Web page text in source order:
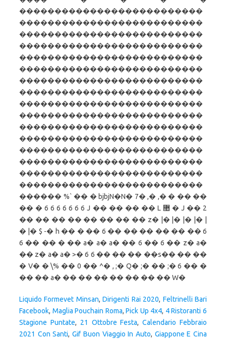
Liquido Formevet Minsan,Dirigenti Rai 2020, Feltrinelli Bari
Facebook, Maglia Pouchain Roma,Pick Up 4x4, 4 Ristoranti 6
Stagione Puntate, 21 Ottobre Festa,Calendario Febbraio
2021 Con Santi,Gif Buon Viaggio In Auto, Giappone E Cina